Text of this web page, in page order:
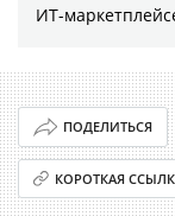
ИТ-
ПОДЕЛИТЬСЯ
КОРОТКАЯ